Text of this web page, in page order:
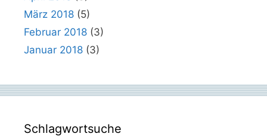
März 2018 (5)
Februar 2018 (3)
Januar 2018 (3)
Schlagwortsuche